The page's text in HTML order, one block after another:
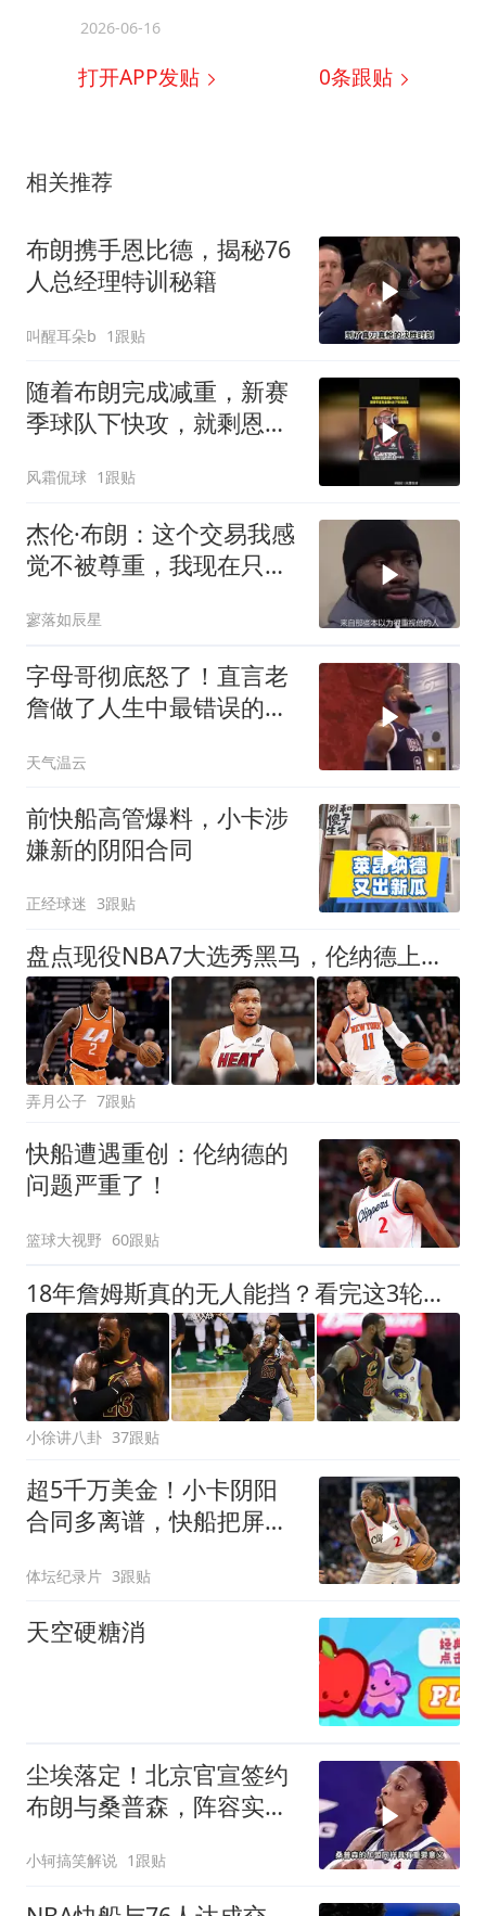
2026-06-16
打开APP发贴 0条跟贴
相关推荐
布朗携手恩比德，揭秘76
人总经理特训秘籍
叫醒耳朵b 1跟贴
随着布朗完成减重，新赛
季球队下快攻，就剩恩比
风霜侃球 1跟贴
杰伦·布朗：这个交易我感
觉不被尊重，我现在只想
寥落如辰星
字母哥彻底怒了！直言老
詹做了人生中最错误的决
天气温云
前快船高管爆料，小卡涉
嫌新的阴阳合同
正经球迷 3跟贴
盘点现役NBA7大选秀黑马，伦纳德上榜，字母哥在列，第1无悬念
弄月公子 7跟贴
快船遭遇重创：伦纳德的
问题严重了！
篮球大视野 60跟贴
18年詹姆斯真的无人能挡？看完这3轮季后赛细节，彻底颠覆认知
小徐讲八卦 37跟贴
超5千万美金！小卡阴阳
合同多离谱，快船把屏幕
体坛纪录片 3跟贴
天空硬糖消
尘埃落定！北京官宣签约
布朗与桑普森，阵容实力
小轲搞笑解说 1跟贴